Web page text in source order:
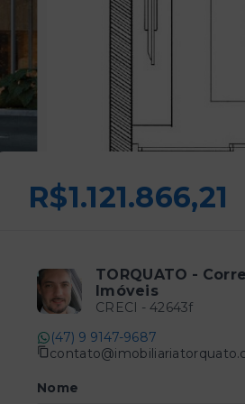
R$1.121.866,21
TORQUATO -
Imóveis
CRECI - 42643f
(47) 9 9147-9687
Nome